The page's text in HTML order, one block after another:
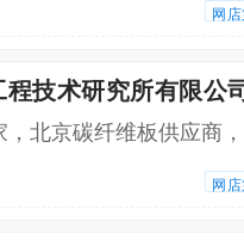
网
技术研究所有限公
北京碳纤维板供应商
网